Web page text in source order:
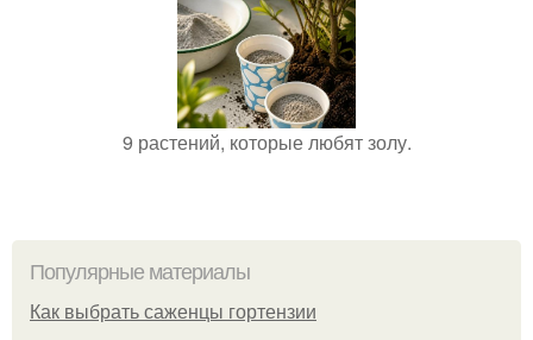
9 растений, которые любят золу.
Популярные материалы
Как выбрать саженцы гортензии